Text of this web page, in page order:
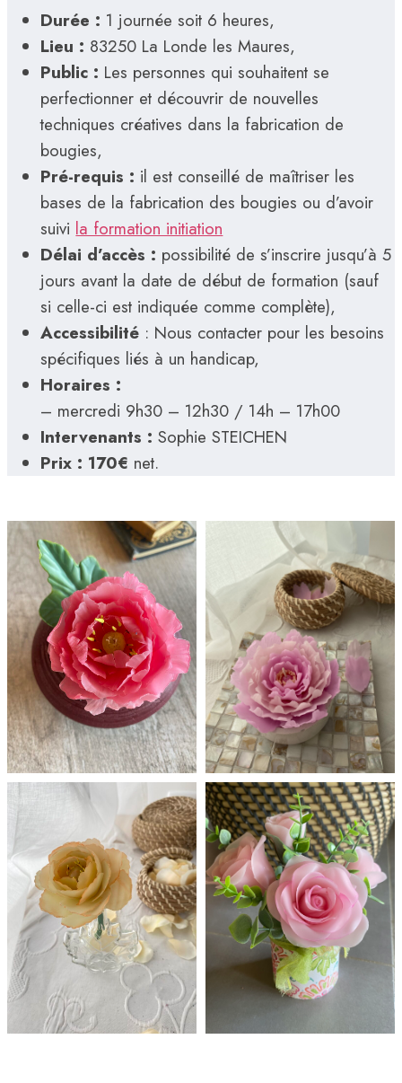
Durée : 1 journée soit 6 heures,
Lieu : 83250 La Londe les Maures,
Public : Les personnes qui souhaitent se
perfectionner et découvrir de nouvelles
techniques créatives dans la fabrication de
bougies,
Pré-requis : il est conseillé de maîtriser les
bases de la fabrication des bougies ou d’avoir
suivi la formation initiation
Délai d’accès : possibilité de s’inscrire jusqu’à 5
jours avant la date de début de formation (sauf
si celle-ci est indiquée comme complète),
Accessibilité : Nous contacter pour les besoins
spécifiques liés à un handicap,
Horaires :
– mercredi 9h30 – 12h30 / 14h – 17h00
Intervenants : Sophie STEICHEN
Prix : 170€ net.